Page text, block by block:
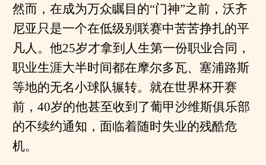
然而，在成为万众瞩目的“门神”之前，沃齐
尼亚只是一个在低级别联赛中苦苦挣扎的平
凡人。他25岁才拿到人生第一份职业合同，
职业生涯大半时间都在摩尔多瓦、塞浦路斯
等地的无名小球队辗转。就在世界杯开赛
前，40岁的他甚至收到了葡甲沙维斯俱乐部
的不续约通知，面临着随时失业的残酷危
机。